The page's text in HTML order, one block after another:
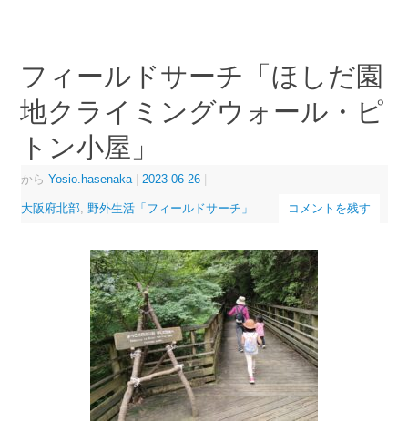
フィールドサーチ「ほしだ園
地クライミングウォール・ピ
トン小屋」
から Yosio.hasenaka 2023-06-26
大阪府北部, 野外生活「フィールドサーチ」 コメントを残す